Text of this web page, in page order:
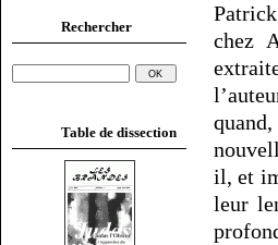
Rechercher
Table de dissection
chez
il, et
leur